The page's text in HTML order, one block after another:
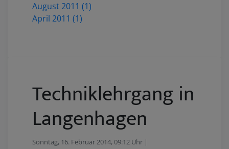
August 2011 (1)
April 2011 (1)
Techniklehrgang in
Langenhagen
Sonntag, 16. Februar 2014, 09:12 Uhr |